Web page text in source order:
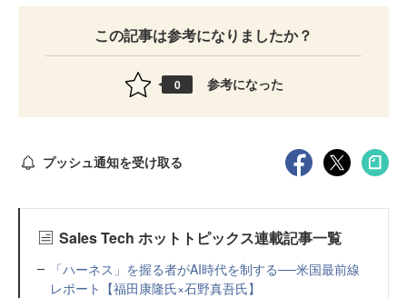
この記事は参考になりましたか？
0 参考になった
プッシュ通知を受け取る
Sales Tech ホットトピックス連載記事一覧
「ハーネス」を握る者がAI時代を制する──米国最前線
レポート【福田康隆氏×石野真吾氏】